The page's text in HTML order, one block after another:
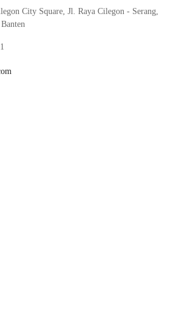
City Square, Jl. Raya Cilegon - Serang,